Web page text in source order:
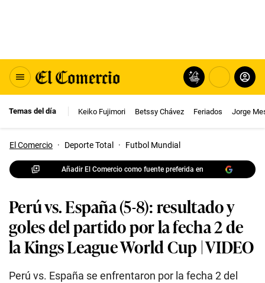
Temas del día Keiko Fujimori Betssy Chávez Feriados Jorge
El Comercio · Deporte Total · Futbol Mundial
Añadir El Comercio como fuente preferida en
Perú vs. España (5-8): resultado y
goles del partido por la fecha 2 de
la Kings League World Cup | VIDEO
Perú vs. España se enfrentaron por la fecha 2 del